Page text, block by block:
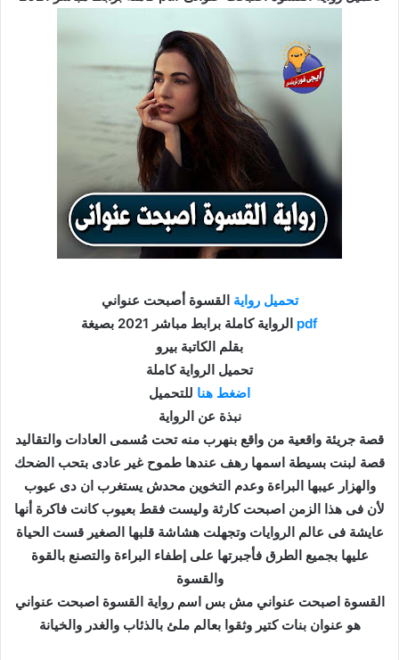
تحميل رواية القسوة أصبحت عنواني
pdf الرواية كاملة برابط مباشر 2021 بصيغة
بقلم الكاتبة بيرو
تحميل الرواية كاملة
اضغط هنا للتحميل
نبذة عن الرواية
قصة جريئة واقعية من واقع بنهرب منه تحت مُسمى العادات والتقاليد
قصة لبنت بسيطة اسمها رهف عندها طموح غير عادى بتحب الضحك
والهزار عيبها البراءة وعدم التخوين محدش يستغرب ان دى عيوب
لأن فى هذا الزمن اصبحت كارثة وليست فقط بعيوب كانت فاكرة أنها
عايشة فى عالم الروايات وتجهلت هشاشة قلبها الصغير قست الحياة
عليها بجميع الطرق فأجبرتها على إطفاء البراءة والتصنع بالقوة
والقسوة
القسوة اصبحت عنواني مش بس اسم رواية القسوة اصبحت عنواني
هو عنوان بنات كتير وثقوا بعالم ملئ بالذئاب والغدر والخيانة